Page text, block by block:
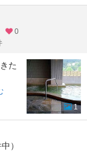
0
た
1
）